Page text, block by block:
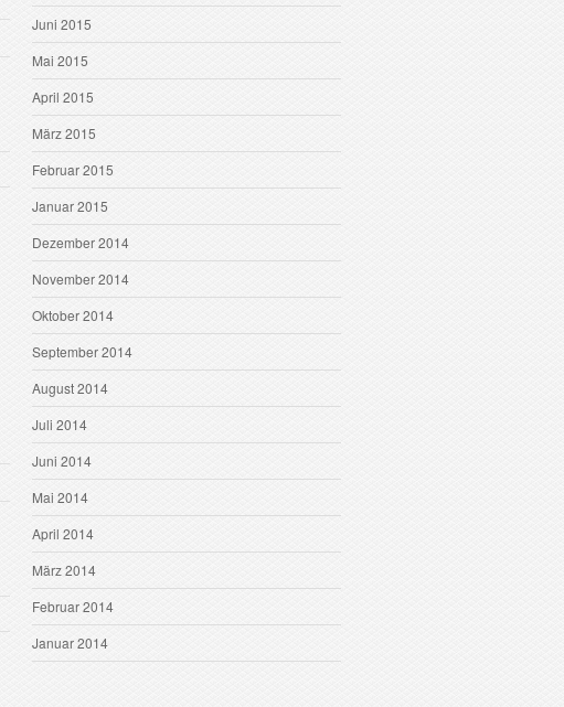
Juni 2015
Mai 2015
April 2015
März 2015
Februar 2015
Januar 2015
Dezember 2014
November 2014
Oktober 2014
September 2014
August 2014
Juli 2014
Juni 2014
Mai 2014
April 2014
März 2014
Februar 2014
Januar 2014